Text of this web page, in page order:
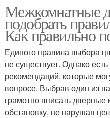
Раздвижные двери
Двери из стекла
Межкомнатные
подобрать
Как правильно
Единого правила выбора
не существует. Однако
рекомендаций, которые
вопросе. Выбрав один из
грамотно вписать дверные
обстановку, не нарушая